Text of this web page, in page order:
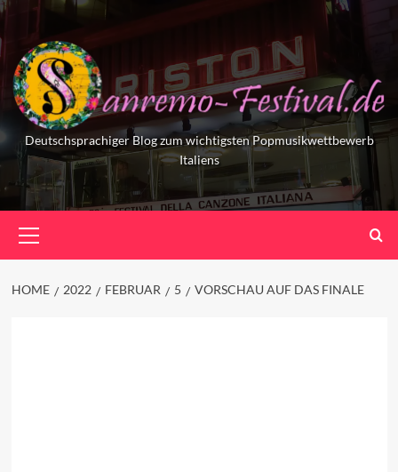
Skip
to
content
Deutschsprachiger Blog zum wichtigsten Popmusikwettbewerb
Italiens
Menu
HOME 2022 FEBRUAR 5 VORSCHAU AUF DAS FINALE